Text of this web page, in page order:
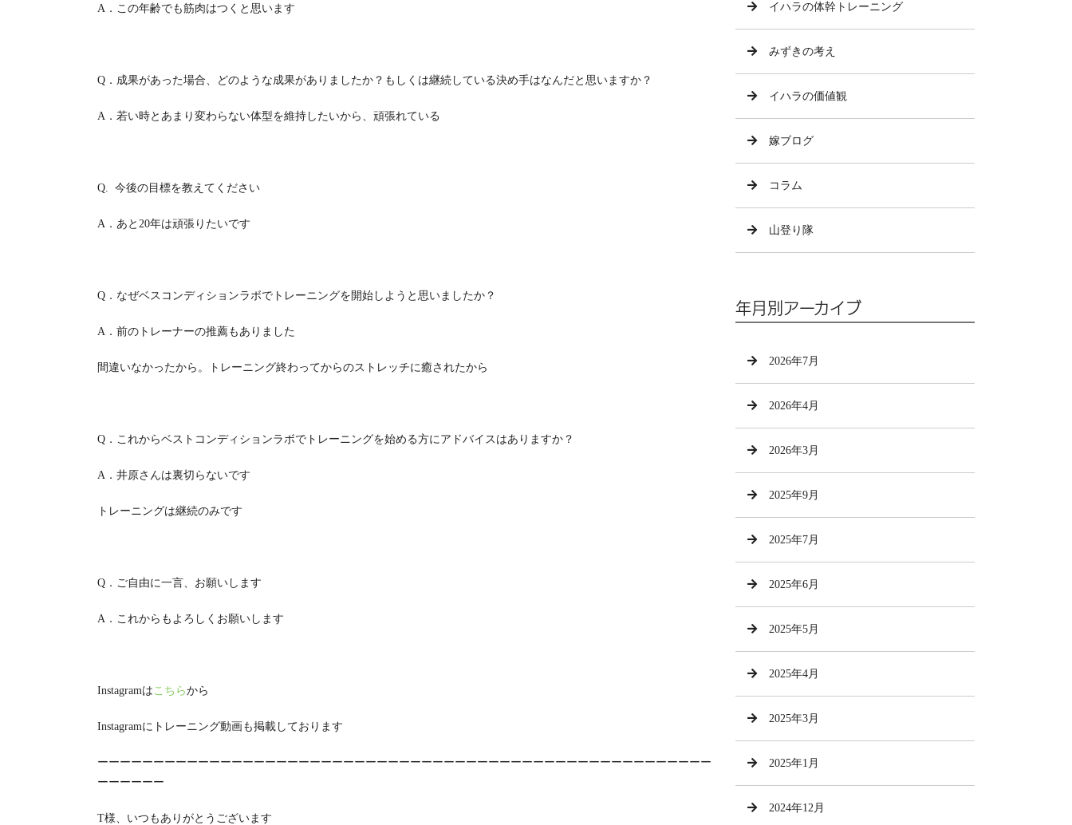
A ．この年齢でも筋肉はつくと思います
Q ．成果があった場合、どのような成果がありましたか？もしくは継続している決め手はなんだと思いますか？
A ．若い時とあまり変わらない体型を維持したいから、頑張れている
Q. 今後の目標を教えてください
A ．あと 20年は頑張りたいです
Q ．なぜベスコンディションラボでトレーニングを開始しようと思いましたか？
A ．前のトレーナーの推薦もありました
間違いなかったから。トレーニング終わってからのストレッチに癒されたから
Q ．これからベストコンディションラボでトレーニングを始める方にアドバイスはありますか？
A ．井原さんは裏切らないです
トレーニングは継続のみです
Q ．ご自由に一言、お願いします
A ．これからもよろしくお願いします
Instagramは こちらから
Instagramにトレーニング動画も掲載しております
ーーーーーーーーーーーーーーーーーーーーーーーーーーーーーーーーーーーーーーーーーーーーーーーーーーーーーーー
ーーーーーー
T様、いつもありがとうございます
イハラの体幹トレーニング
みずきの考え
イハラの価値観
嫁ブログ
コラム
山登り隊
年月別アーカイブ
2026年7月
2026年4月
2026年3月
2025年9月
2025年7月
2025年6月
2025年5月
2025年4月
2025年3月
2025年1月
2024年12月